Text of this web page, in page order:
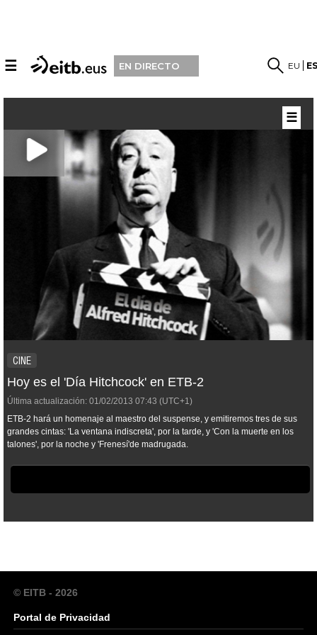
☰ EN DIRECTO EU
CINE
Hoy es el 'Día Hitchcock' en ETB-2
Última actualización: 01/02/2013 07:43 (UTC+1)
ETB-2 hará un homenaje al maestro del suspense, y emitiremos tres de sus
grandes cintas: 'La ventana indiscreta', por la tarde, y 'Con la muerte en los
talones', por la noche y 'Frenesí'de madrugada.
☰
© EITB - 2026
Portal de Privacidad